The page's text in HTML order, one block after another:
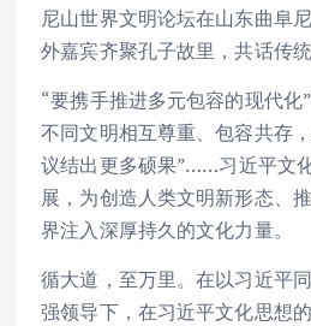
尼山世界文明论坛在山东曲阜
外嘉宾齐聚孔子故里，共话传
“要携手推进多元包容的现代化
不同文明相互尊重、包容共存
议结出更多硕果”……习近平文
展，为创造人类文明新形态、
界注入深厚持久的文化力量。
循大道，至万里。在以习近平
强领导下，在习近平文化思想